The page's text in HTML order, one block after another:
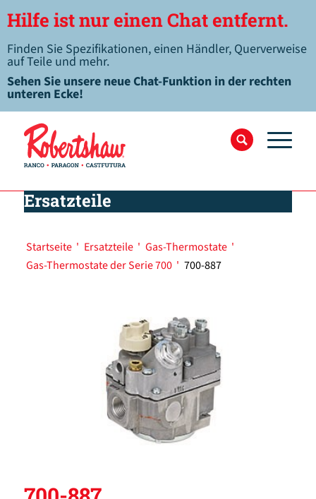
Hilfe ist nur einen Chat entfernt.
Finden Sie Spezifikationen, einen Händler, Querverweise
auf Teile und mehr.
Sehen Sie unsere neue Chat-Funktion in der rechten
unteren Ecke!
Ersatzteile
Startseite ' Ersatzteile ' Gas-Thermostate '
Gas-Thermostate der Serie 700 ' 700-887